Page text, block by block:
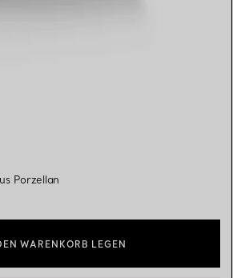
Porzellan
WARENKORB LEGEN